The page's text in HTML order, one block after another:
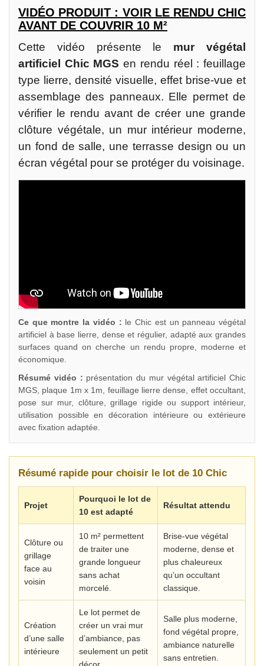
VIDÉO PRODUIT : VOIR LE RENDU CHIC
AVANT DE COUVRIR 10 M²
Cette vidéo présente le mur végétal
artificiel Chic MGS en rendu réel : feuillage
type lierre, densité visuelle, effet brise-vue et
assemblage des panneaux. Elle permet de
vérifier le rendu avant de créer une grande
clôture végétale, un mur intérieur moderne,
un fond de salle, une terrasse design ou un
écran végétal pour se protéger du voisinage.
Ce que montre la vidéo : le Chic est un panneau végétal
artificiel à base lierre, dense et régulier, adapté aux grandes
surfaces quand on cherche un rendu propre, moderne et
économique.
Résumé vidéo : présentation du mur végétal artificiel Chic
MGS, plaque 1m x 1m, feuillage lierre dense, effet occultant,
pose sur mur, clôture, grillage rigide ou support intérieur,
utilisation possible en décoration intérieure ou extérieure
avec fixation adaptée.
Résumé rapide pour choisir le lot de 10 Chic
Projet
Pourquoi le lot de
10 est adapté
Résultat attendu
Clôture ou
grillage
face au
voisin
10 m² permettent
de traiter une
grande longueur
sans achat
morcelé.
Brise-vue végétal
moderne, dense et
plus chaleureux
qu’un occultant
classique.
Création
d’une salle
intérieure
Le lot permet de
créer un vrai mur
d’ambiance, pas
seulement un petit
Salle plus moderne,
fond végétal propre,
ambiance naturelle
sans entretien.